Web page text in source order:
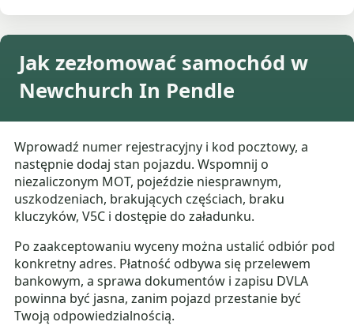
Jak zezłomować samochód w
Newchurch In Pendle
Wprowadź numer rejestracyjny i kod pocztowy, a
następnie dodaj stan pojazdu. Wspomnij o
niezaliczonym MOT, pojeździe niesprawnym,
uszkodzeniach, brakujących częściach, braku
kluczyków, V5C i dostępie do załadunku.
Po zaakceptowaniu wyceny można ustalić odbiór pod
konkretny adres. Płatność odbywa się przelewem
bankowym, a sprawa dokumentów i zapisu DVLA
powinna być jasna, zanim pojazd przestanie być
Twoją odpowiedzialnością.